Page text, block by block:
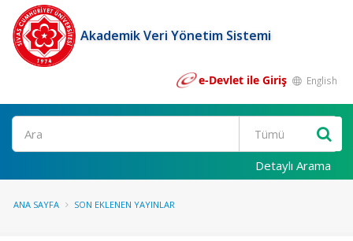
Akademik Veri Yönetim Sistemi
e-Devlet ile Giriş English
Ara
Detaylı Arama
ANA SAYFA SON EKLENEN YAYINLAR